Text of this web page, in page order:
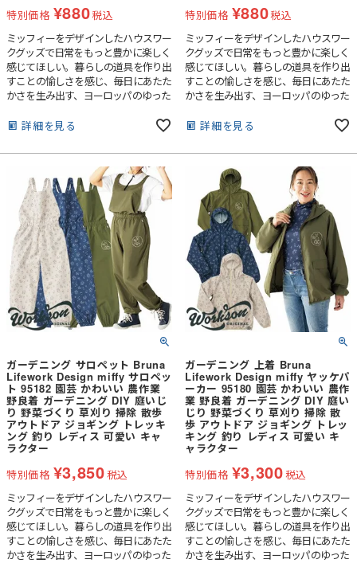
特別価格 ¥880税込
ミッフィーをデザインしたハウスワー
クグッズで日常をもっと豊かに楽しく
感じてほしい。暮らしの道具を作り出
すことの愉しさを感じ、毎日にあたた
かさを生み出す、ヨーロッパのゆった
らしをイメージしたシリーズです。
ん、お掃除、DIYなど汚れたくない時
に、1枚あるととっても便利。ミッフ
ィーのプリントがとても可愛くって気
持ちがあがるレッグカバーです。■水
をはじく撥水加工、紫外線を防ぐUV
カット加工が施されています。■ずれ
上がりを防ぐ裾ゴムつき
詳細を見る
特別価格 ¥880税込
ミッフィーをデザインしたハウスワー
クグッズで日常をもっと豊かに楽しく
感じてほしい。暮らしの道具を作り出
すことの愉しさを感じ、毎日にあたた
かさを生み出す、ヨーロッパのゆった
らしをイメージしたシリーズです。
ん、お掃除、DIYなど汚れたくない時
に、1枚あるととっても便利。ミッフ
ィーのプリントがとても可愛くって気
持ちがあがるアームカバーです。■水
をはじく撥水加工、紫外線を防ぐUV
カット加工が施されています。■袖2段
ゴムでずれ落ちにくいです。
詳細を見る
ガーデニング サロペット Bruna
Lifework Design miffy サロペッ
ト 95182 園芸 かわいい 農作業
野良着 ガーデニング DIY 庭いじ
り 野菜づくり 草刈り 掃除 散歩
アウトドア ジョギング トレッキ
ング 釣り レディス 可愛い キャ
ラクター
特別価格 ¥3,850税込
ミッフィーをデザインしたハウスワー
クグッズで日常をもっと豊かに楽しく
感じてほしい。暮らしの道具を作り出
すことの愉しさを感じ、毎日にあたた
かさを生み出す、ヨーロッパのゆった
ガーデニング 上着 Bruna
Lifework Design miffy ヤッケパ
ーカー 95180 園芸 かわいい 農作
業 野良着 ガーデニング DIY 庭い
じり 野菜づくり 草刈り 掃除 散
歩 アウトドア ジョギング トレッ
キング 釣り レディス 可愛い キ
ャラクター
特別価格 ¥3,300税込
ミッフィーをデザインしたハウスワー
クグッズで日常をもっと豊かに楽しく
感じてほしい。暮らしの道具を作り出
すことの愉しさを感じ、毎日にあたた
かさを生み出す、ヨーロッパのゆった